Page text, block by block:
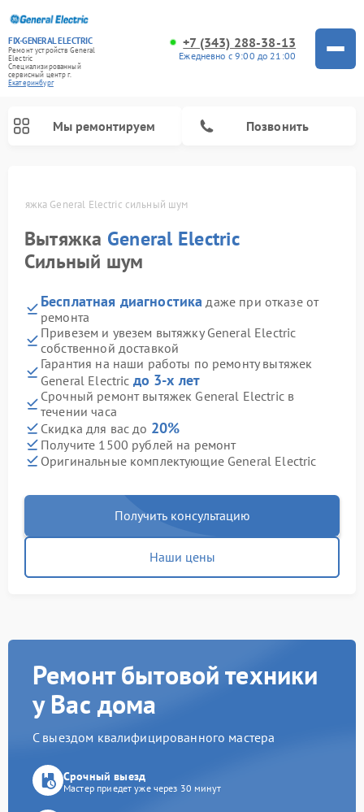
FIX-GENERAL ELECTRIC
Ремонт устройств General
Electric
Специализированный
cервисный центр г.
Екатеринбург
+7 (343) 288-38-13
Ежедневно с 9:00 до 21:00
Мы ремонтируем Позвонить
Вытяжка General Electric сильный шум
Вытяжка General Electric
Сильный шум
Бесплатная диагностика даже при отказе от
ремонта
Привезем и увезем вытяжку General Electric
собственной доставкой
Гарантия на наши работы по ремонту вытяжек
General Electric до 3-х лет
Срочный ремонт вытяжек General Electric в
течении часа
Скидка для вас до 20%
Получите 1500 рублей на ремонт
Оригинальные комплектующие General Electric
Получить консультацию
Наши цены
Ремонт бытовой техники
у Вас дома
С выездом квалифицированного мастера
Срочный выезд
Мастер приедет уже через 30 минут